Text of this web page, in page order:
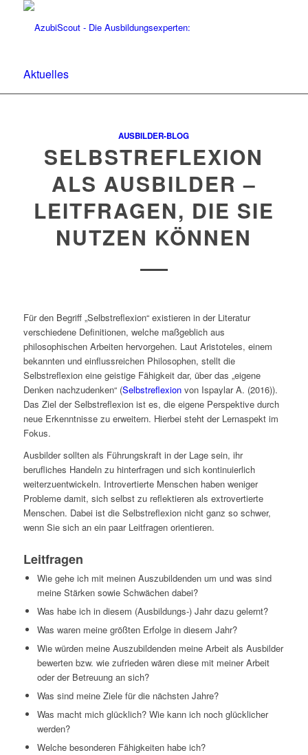
Aktuelles
AUSBILDER-BLOG
SELBSTREFLEXION
ALS AUSBILDER –
LEITFRAGEN, DIE SIE
NUTZEN KÖNNEN
Für den Begriff „Selbstreflexion“ existieren in der Literatur
verschiedene Definitionen, welche maßgeblich aus
philosophischen Arbeiten hervorgehen. Laut Aristoteles, einem
bekannten und einflussreichen Philosophen, stellt die
Selbstreflexion eine geistige Fähigkeit dar, über das „eigene
Denken nachzudenken“ (Selbstreflexionvon Ispaylar A. (2016)).
Das Ziel der Selbstreflexion ist es, die eigene Perspektive durch
neue Erkenntnisse zu erweitern. Hierbei steht der Lernaspekt im
Fokus.
Ausbilder sollten als Führungskraft in der Lage sein, ihr
berufliches Handeln zu hinterfragen und sich kontinuierlich
weiterzuentwickeln. Introvertierte Menschen haben weniger
Probleme damit, sich selbst zu reflektieren als extrovertierte
Menschen. Dabei ist die Selbstreflexion nicht ganz so schwer,
wenn Sie sich an ein paar Leitfragen orientieren.
Leitfragen
Wie gehe ich mit meinen Auszubildenden um und was sind
meine Stärken sowie Schwächen dabei?
Was habe ich in diesem (Ausbildungs-) Jahr dazu gelernt?
Was waren meine größten Erfolge in diesem Jahr?
Wie würden meine Auszubildenden meine Arbeit als Ausbilder
bewerten bzw. wie zufrieden wären diese mit meiner Arbeit
oder der Betreuung an sich?
Was sind meine Ziele für die nächsten Jahre?
Was macht mich glücklich? Wie kann ich noch glücklicher
werden?
Welche besonderen Fähigkeiten habe ich?